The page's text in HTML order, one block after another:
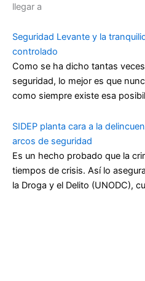
llegar a
Seguridad Levante y la
controlado
Como se ha dicho tantas
seguridad, lo mejor es que
como siempre existe esa
SIDEP planta cara a la
arcos de seguridad
Es un hecho probado que la
tiempos de crisis. Así lo
la Droga y el Delito (UNODC),